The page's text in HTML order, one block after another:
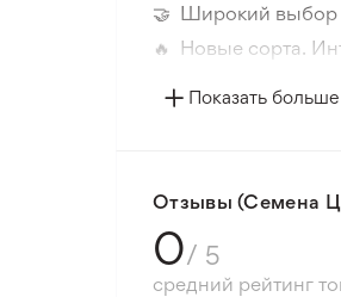
🤝 Широкий выбор
🔥 Новые сорта.
📸 Соответствие
Показать больше
Отзывы (Семена
0/ 5
средний рейтинг